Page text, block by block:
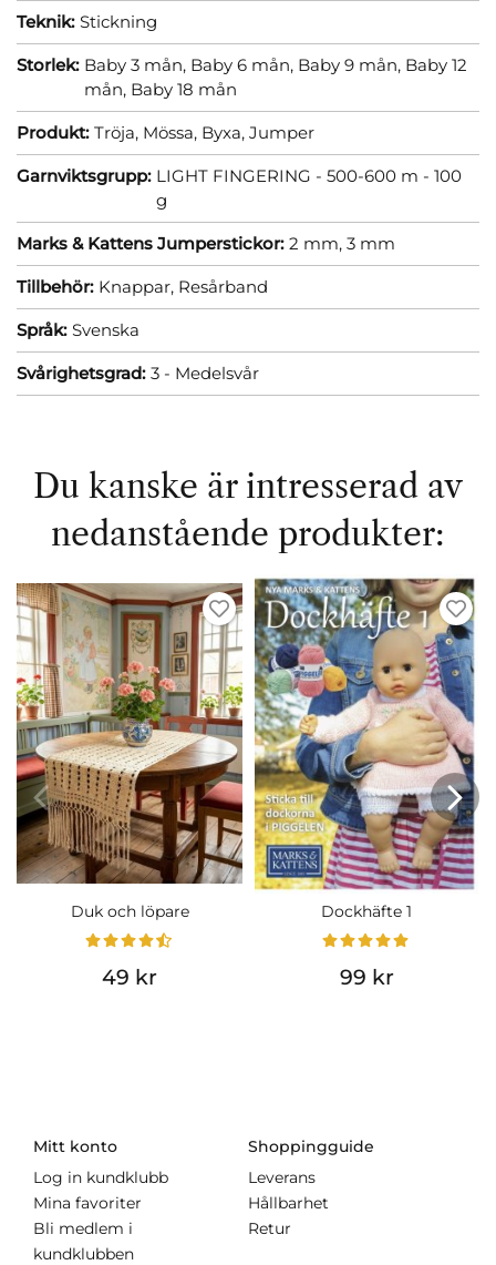
Teknik: Stickning
Storlek: Baby 3 mån, Baby 6 mån, Baby 9 mån, Baby 12
mån, Baby 18 mån
Produkt: Tröja, Mössa, Byxa, Jumper
Garnviktsgrupp: LIGHT FINGERING - 500-600 m - 100
g
Marks & Kattens Jumperstickor: 2 mm, 3 mm
Tillbehör: Knappar, Resårband
Språk: Svenska
Svårighetsgrad: 3 - Medelsvår
Du kanske är intresserad av
nedanstående produkter:
Duk och löpare
49 kr
Dockhäfte 1
99 kr
Mitt konto
Log in kundklubb
Mina favoriter
Bli medlem i
kundklubben
Shoppingguide
Leverans
Hållbarhet
Retur